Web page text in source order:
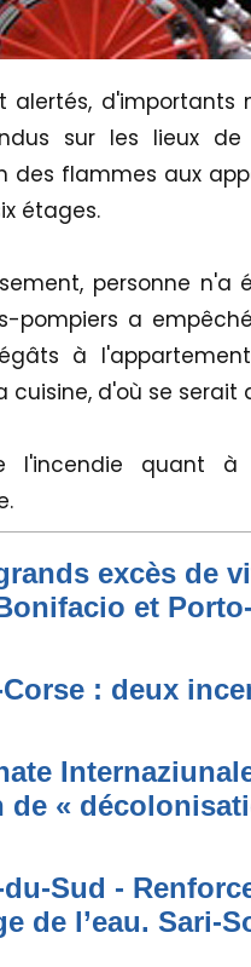
alertés,
sur les lieux
des flammes aux
étages.
personne
pompiers a
à
cuisine, d'où se serait
l'incendie quant
excès de
et
: deux
de «
du-Sud -
de l’eau. Sari-